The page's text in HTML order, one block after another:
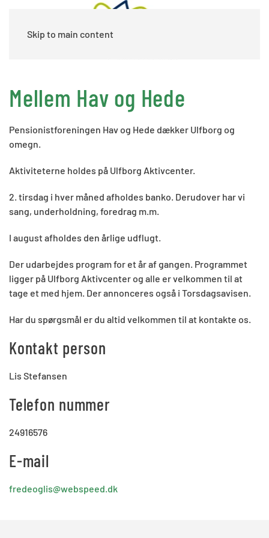
Skip to main content
Mellem Hav og Hede
Pensionistforeningen Hav og Hede dækker Ulfborg og
omegn.
Aktiviteterne holdes på Ulfborg Aktivcenter.
2. tirsdag i hver måned afholdes banko. Derudover har vi
sang, underholdning, foredrag m.m.
I august afholdes den årlige udflugt.
Der udarbejdes program for et år af gangen. Programmet
ligger på Ulfborg Aktivcenter og alle er velkommen til at
tage et med hjem. Der annonceres også i Torsdagsavisen.
Har du spørgsmål er du altid velkommen til at kontakte os.
Kontakt person
Lis Stefansen
Telefon nummer
24916576
E-mail
fredeoglis@webspeed.dk